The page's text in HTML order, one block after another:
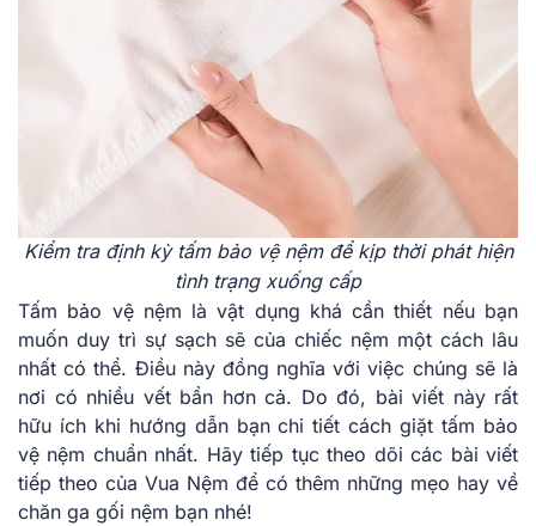
Kiểm tra định kỳ tấm bảo vệ nệm để kịp thời phát hiện
tình trạng xuống cấp
Tấm bảo vệ nệm là vật dụng khá cần thiết nếu bạn
muốn duy trì sự sạch sẽ của chiếc nệm một cách lâu
nhất có thể. Điều này đồng nghĩa với việc chúng sẽ là
nơi có nhiều vết bẩn hơn cả. Do đó, bài viết này rất
hữu ích khi hướng dẫn bạn chi tiết cách giặt tấm bảo
vệ nệm chuẩn nhất. Hãy tiếp tục theo dõi các bài viết
tiếp theo của Vua Nệm để có thêm những mẹo hay về
chăn ga gối nệm bạn nhé!